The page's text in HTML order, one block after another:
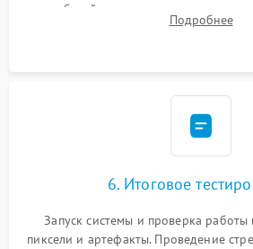
кабелей, подключение хрупких
надежная фиксация всехПодробнее
6. Итоговое
Запуск системы и проверка
пиксели и артефакты. Проведение